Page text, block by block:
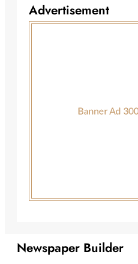
Advertisement
Newspaper Builder